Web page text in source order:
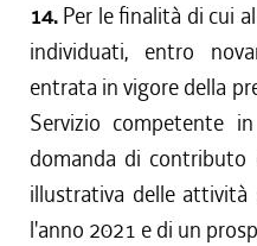
14. Per le finalità di cui
individuati, entro
entrata in vigore della
Servizio competente
domanda di contributo
illustrativa delle
l'anno 2021 e di un